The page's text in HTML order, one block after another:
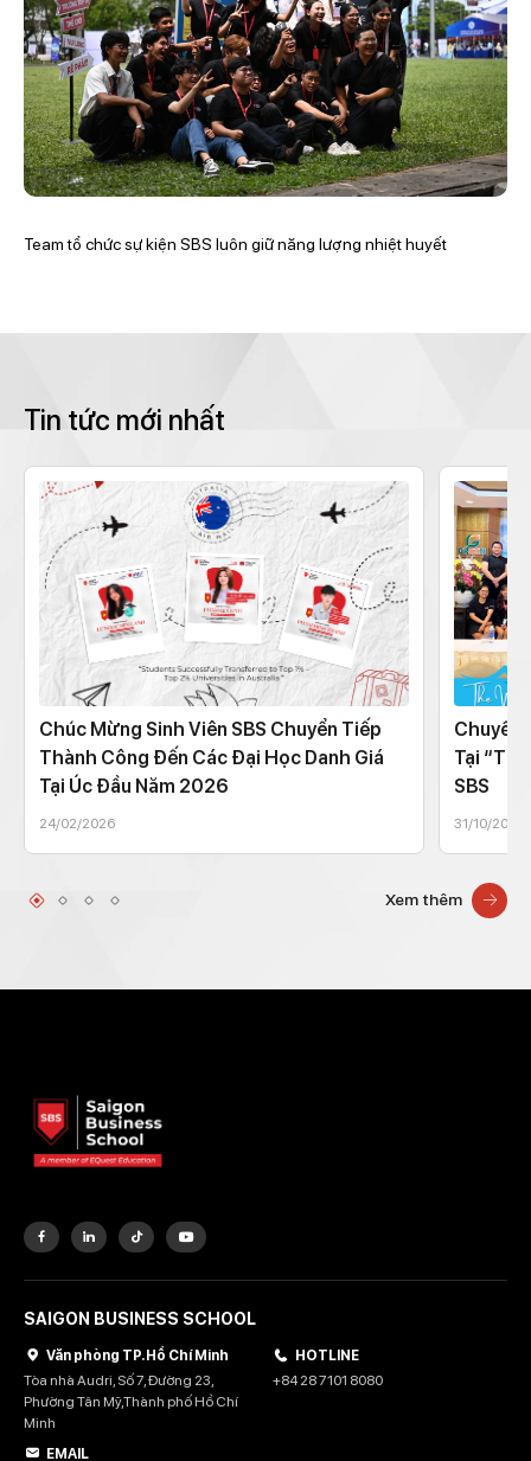
Team tổ chức sự kiện SBS luôn giữ năng lượng nhiệt huyết
Tin tức mới nhất
Chúc Mừng Sinh Viên SBS Chuyển Tiếp
Thành Công Đến Các Đại Học Danh Giá
Tại Úc Đầu Năm 2026
24/02/2026
Chuyến
Tại
SBS
31/10/2025
Xem thêm
SAIGON BUSINESS SCHOOL
Văn phòng TP. Hồ Chí Minh
Tòa nhà Audri, Số 7, Đường 23,
Phường Tân Mỹ,Thành phố Hồ Chí
Minh
HOTLINE
+84 28 7101 8080
EMAIL